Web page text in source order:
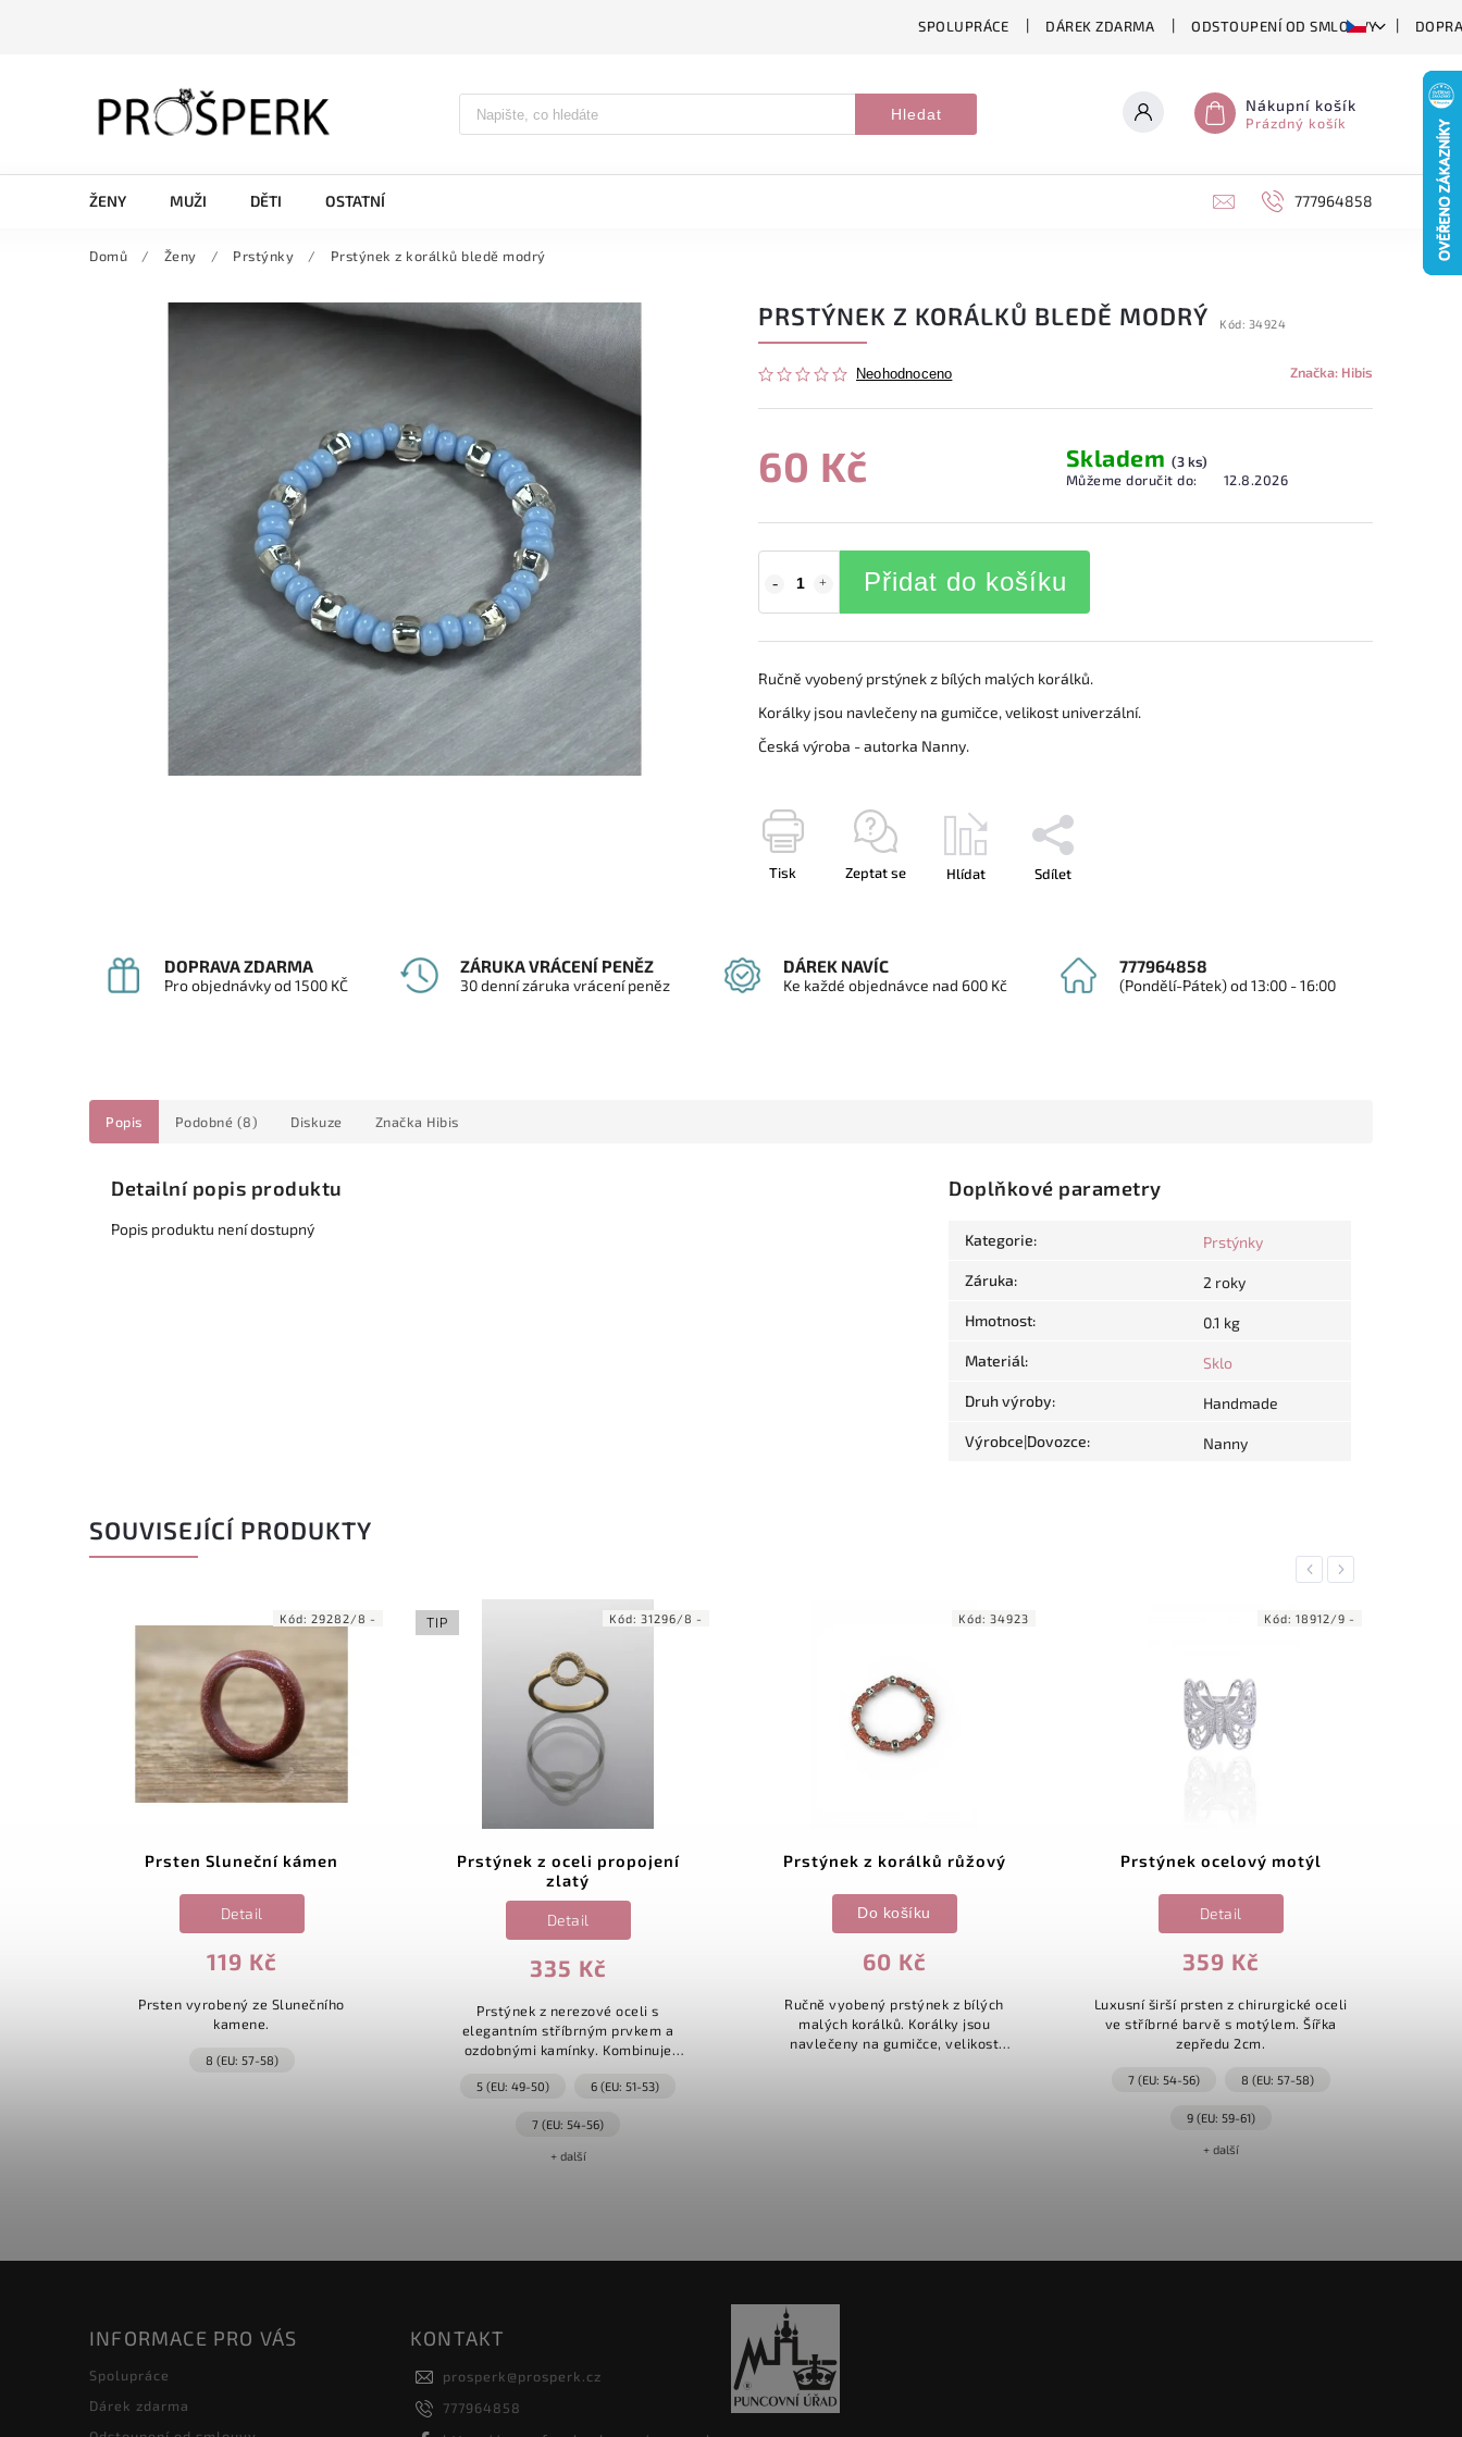
SPOLUPRÁCE DÁREK ZDARMA ODSTOUPENÍ OD SMLOUVY
Hledat Nákupní košík
Prázdný košík
ŽENY MUŽI DĚTI OSTATNÍ 777964858
Domů / Ženy / Prstýnky / Prstýnek z korálků bledě modrý
PRSTÝNEK Z KORÁLKŮ BLEDĚ MODRÝ Kód: 34924
Neohodnoceno Značka: Hibis
60 Kč Skladem (3 ks)
Můžeme doručit do:
12.8.2026
Přidat do košíku
Ručně vyobený prstýnek z bílých malých korálků.
Korálky jsou navlečeny na gumičce, velikost univerzální.
Česká výroba - autorka Nanny.
Tisk Zeptat se Hlídat Sdílet
DOPRAVA ZDARMA
Pro objednávky od 1500 KČ
ZÁRUKA VRÁCENÍ PENĚZ
30 denní záruka vrácení peněz
DÁREK NAVÍC
Ke každé objednávce nad 600 Kč
777964858
(Pondělí-Pátek) od 13:00 - 16:00
Popis Podobné (8) Diskuze Značka Hibis
Detailní popis produktu
Popis produktu není dostupný
Doplňkové parametry
Kategorie: Prstýnky
Záruka: 2 roky
Hmotnost: 0.1 kg
Materiál: Sklo
Druh výroby: Handmade
Výrobce|Dovozce: Nanny
SOUVISEJÍCÍ PRODUKTY
Previous
Prsten Sluneční kámen
119 Kč
Detail
Prsten vyrobený ze Slunečního
kamene.
8 (EU: 57-58)
Kód: 29282/8 - TIP
Prstýnek z oceli propojení
zlatý
335 Kč
Detail
Prstýnek z nerezové oceli s
elegantním stříbrným prvkem a
ozdobnými kamínky. Kombinuje
svému designu je vhodný pro
5 (EU: 49-50) 6 (EU: 51-53)
7 (EU: 54-56)
+ další
Kód: 31296/8 -
Prstýnek z korálků růžový
60 Kč
Do košíku
Ručně vyobený prstýnek z bílých
malých korálků. Korálky jsou
navlečeny na gumičce, velikost
Kód: 34923
Prstýnek ocelový motýl
359 Kč
Detail
Luxusní širší prsten z chirurgické oceli
ve stříbrné barvě s motýlem. Šířka
zepředu 2cm.
7 (EU: 54-56) 8 (EU: 57-58)
9 (EU: 59-61)
+ další
Kód: 18912/9 -
Next
INFORMACE PRO VÁS
Spolupráce
Dárek zdarma
KONTAKT
prosperk@prosperk.cz
777964858